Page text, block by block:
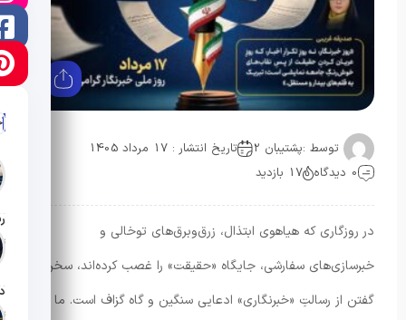
توسط :پشتیبان 2
تاریخ انتشار : 17 مرداد 1405
0 دیدگاه
17 بازدید
در روزگاری که هیاهوی ابتذال، زرق‌وبرق‌های توخالی و
خبرسازی‌های سفارشی، جایگاه «حقیقت» را غصب کرده‌اند، سخن
گفتن از رسالتِ «خبرنگاری» ادعایی سنگین و گاه گزاف است. ما در